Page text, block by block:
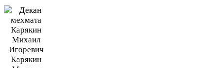
Карякин